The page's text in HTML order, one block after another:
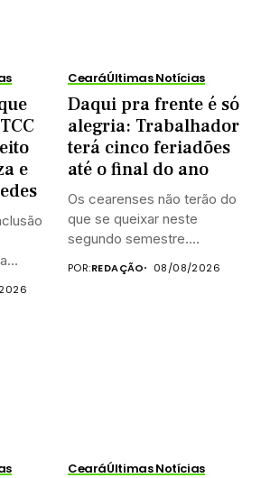
e
CearáÚltimas Notícias
Daqui pra frente é só
alegria: Trabalhador
terá cinco feriadões
até o final do ano
Os cearenses não terão do
que se queixar neste
segundo semestre.
POR:REDAÇÃO 08/08/2026
CearáÚltimas Notícias